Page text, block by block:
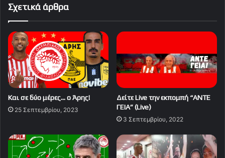
Σχετικά άρθρα
Και σε δύο μέρες… ο Άρης!
25 Σεπτεμβρίου, 2023
Δείτε Live την εκπομπή “ΑΝΤΕ
ΓΕΙΑ” (Live)
3 Σεπτεμβρίου, 2022